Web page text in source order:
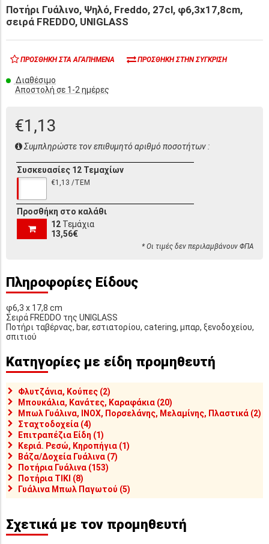
Ποτήρι Γυάλινο, Ψηλό, Freddo, 27cl, φ6,3x17,8cm,
σειρά FREDDO, UNIGLASS
ΠΡΟΣΘΉΚΗ ΣΤΑ ΑΓΑΠΗΜΈΝΑ ΠΡΟΣΘΉΚΗ ΣΤΗΝ ΣΎΓΚΡΙΣΗ
Διαθέσιμο
Αποστολή σε 1-2 ημέρες
€1,13
Συμπληρώστε τον επιθυμητό αριθμό ποσοτήτων :
Συσκευασίες 12 Τεμαχίων
€1,13 /ΤΕΜ
Προσθήκη στο καλάθι
12 Τεμάχια
13,56€
* Οι τιμές δεν περιλαμβάνουν ΦΠΑ
Πληροφορίες Είδους
φ6,3 x 17,8 cm
Σειρά FREDDO της UNIGLASS
Ποτήρι ταβέρνας, bar, εστιατορίου, catering, μπαρ, ξενοδοχείου,
σπιτιού
Κατηγορίες με είδη προμηθευτή
Φλυτζάνια, Κούπες (2)
Μπουκάλια, Κανάτες, Καραφάκια (20)
Μπωλ Γυάλινα, INOX, Πορσελάνης, Μελαμίνης, Πλαστικά (2)
Σταχτοδοχεία (4)
Επιτραπέζια Είδη (1)
Κεριά. Ρεσώ, Κηροπήγια (1)
Βάζα/Δοχεία Γυάλινα (7)
Ποτήρια Γυάλινα (153)
Ποτήρια TIKI (8)
Γυάλινα Μπωλ Παγωτού (5)
Σχετικά με τον προμηθευτή